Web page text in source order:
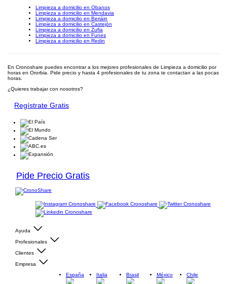
Limpieza a domicilio en Obanos
Limpieza a domicilio en Mendavia
Limpieza a domicilio en Beriáin
Limpieza a domicilio en Castejón
Limpieza a domicilio en Zufia
Limpieza a domicilio en Funes
Limpieza a domicilio en Redin
En Cronoshare puedes encontrar a los mejores profesionales de Limpieza a domicilio por
horas en Ororbia. Pide precio y hasta 4 profesionales de tu zona te contactan a las pocas
horas.
¿Quieres trabajar con nosotros?
Regístrate Gratis
Pide Precio Gratis
Ayuda
Profesionales
Clientes
Empresa
España
Italia Brasil México Chile